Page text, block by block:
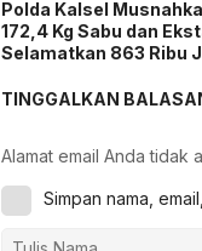
Polda Kalsel
172,4 Kg Sabu dan
Selamatkan 863 Ribu
4,3 Triliun
TINGGALKAN
Alamat email Anda tidak
Simpan nama,